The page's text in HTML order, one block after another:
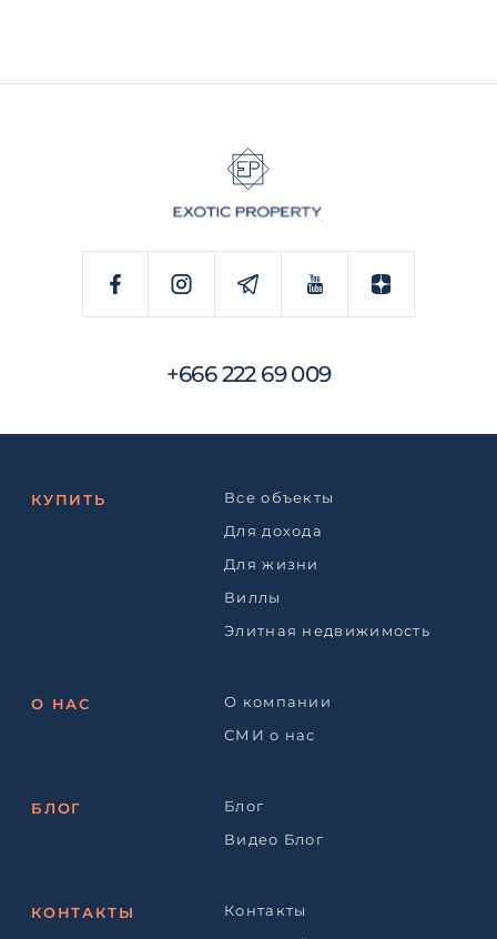
+666 222 69 009
КУПИТЬ
Все объекты
Для дохода
Для жизни
Виллы
Элитная недвижимость
О НАС
О компании
СМИ о нас
БЛОГ
Блог
Видео Блог
КОНТАКТЫ
Контакты